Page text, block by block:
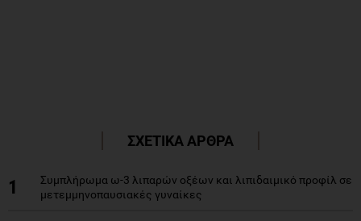
ΣΧΕΤΙΚΑ ΑΡΘΡΑ
1
Συμπλήρωμα ω-3 λιπαρών οξέων και λιπιδαιμικό προφίλ σε
μετεμμηνοπαυσιακές γυναίκες